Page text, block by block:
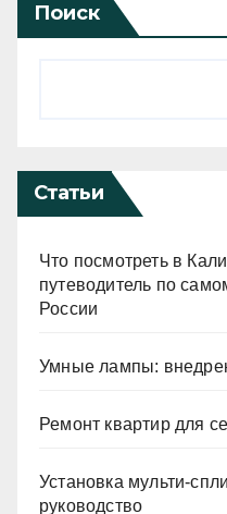
Поиск
Статьи
Что посмотреть в
путеводитель по
России
Умные лампы:
Ремонт квартир для
Установка мульти-
руководство